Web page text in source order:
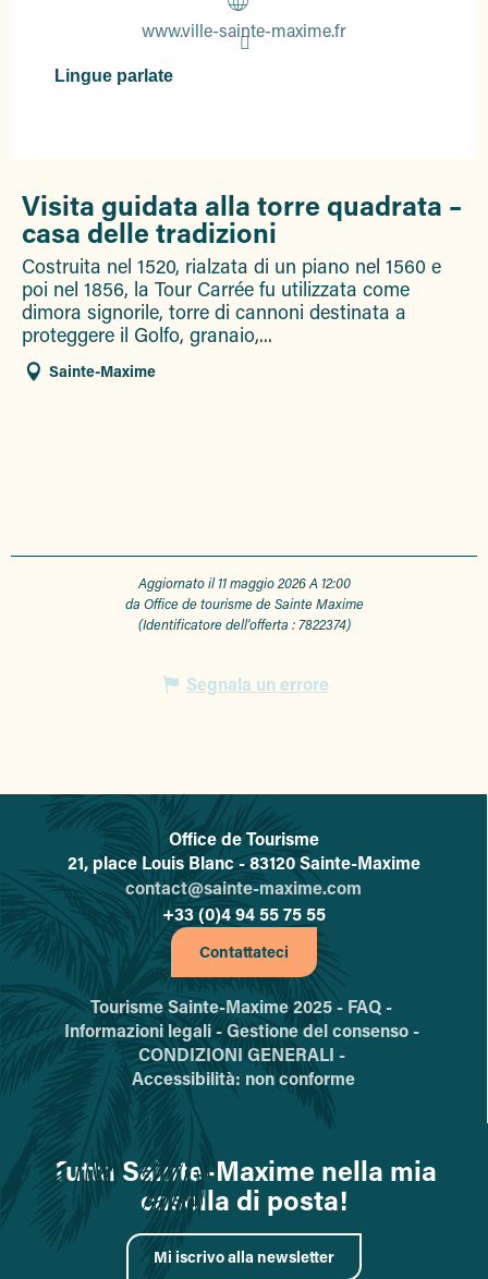
www.ville-sainte-maxime.fr
Lingue parlate
Lingue parlate
Visita guidata alla torre quadrata –
casa delle tradizioni
Costruita nel 1520, rialzata di un piano nel 1560 e
poi nel 1856, la Tour Carrée fu utilizzata come
dimora signorile, torre di cannoni destinata a
proteggere il Golfo, granaio,...
Sainte-Maxime
Aggiornato il 11 maggio 2026 A 12:00
da Office de tourisme de Sainte Maxime
(Identificatore dell'offerta : 7822374)
Segnala un errore
L'office de tourisme de Sainte-
Office de Tourisme
21, place Louis Blanc - 83120 Sainte-Maxime
contact@sainte-maxime.com
+33 (0)4 94 55 75 55
Contattateci
Tourisme Sainte-Maxime 2025 - FAQ -
Informazioni legali -Gestione del consenso -
CONDIZIONI GENERALI -
Accessibilità: non conforme
Tutta Sainte-Maxime nella mia
casella di posta!
Mi iscrivo alla newsletter